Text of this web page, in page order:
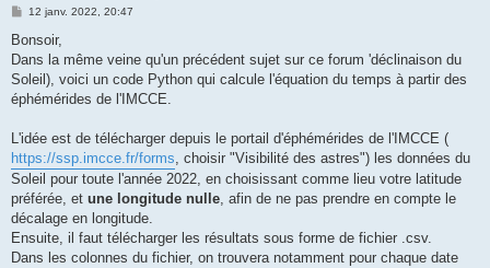
M
s
a
g
12 janv. 2022, 20:47
Bonsoir,
Dans la même veine qu'un précédent sujet sur ce forum 'déclinaison du
Soleil), voici un code Python qui calcule l'équation du temps à partir des
éphémérides de l'IMCCE.
L'idée est de télécharger depuis le portail d'éphémérides de l'IMCCE (
https://ssp.imcce.fr/forms, choisir "Visibilité des astres") les données du
Soleil pour toute l'année 2022, en choisissant comme lieu votre latitude
préférée, et une longitude nulle, afin de ne pas prendre en compte le
décalage en longitude.
Ensuite, il faut télécharger les résultats sous forme de fichier .csv.
Dans les colonnes du fichier, on trouvera notamment pour chaque date